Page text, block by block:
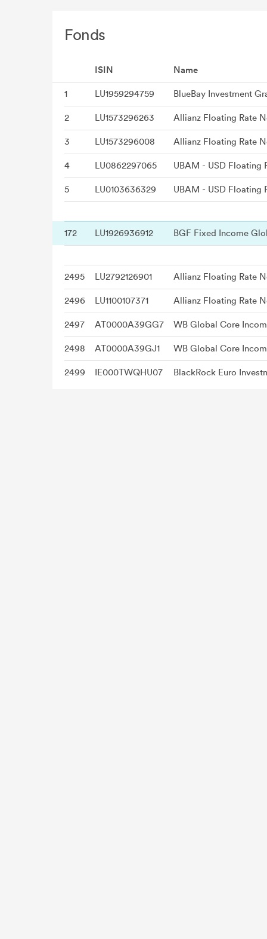
Fonds
ISIN Name
1 LU1959294759
2 LU1573296263
3 LU1573296008
4 LU0862297065 UBAM - USD Floating
5 LU0103636329 UBAM - USD Floating
172 LU1926936912
2495 LU2792126901
2496 LU1100107371 Allianz Floating Rate
2497 AT0000A39GG7 WB Global Core
2498 AT0000A39GJ1 WB Global Core
2499 IE000TWQHU07